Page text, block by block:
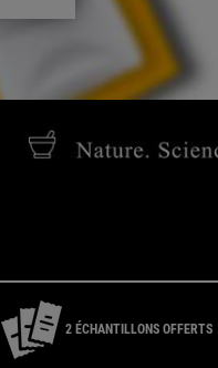
2 ÉCHANTILLONS OFFERTS